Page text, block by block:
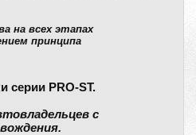
на всех этапах
принципа
серии PRO-ST.
с